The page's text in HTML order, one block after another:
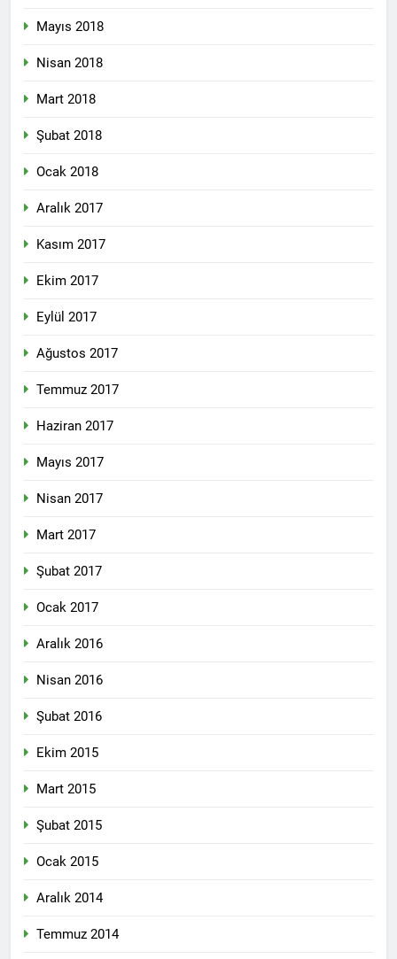
Mayıs 2018
Nisan 2018
Mart 2018
Şubat 2018
Ocak 2018
Aralık 2017
Kasım 2017
Ekim 2017
Eylül 2017
Ağustos 2017
Temmuz 2017
Haziran 2017
Mayıs 2017
Nisan 2017
Mart 2017
Şubat 2017
Ocak 2017
Aralık 2016
Nisan 2016
Şubat 2016
Ekim 2015
Mart 2015
Şubat 2015
Ocak 2015
Aralık 2014
Temmuz 2014